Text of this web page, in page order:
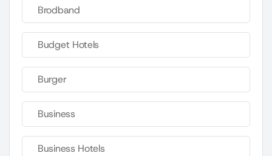
Brodband
Budget Hotels
Burger
Business
Business Hotels